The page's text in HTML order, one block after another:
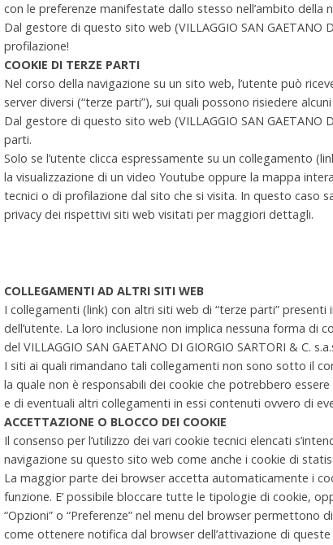
con le preferenze manifestate dallo stesso nell’ambito della
Dal gestore di questo sito web (VILLAGGIO SAN GAETANO
profilazione!
COOKIE DI TERZE PARTI
Nel corso della navigazione su un sito web, l’utente può
server diversi (“terze parti”), sui quali possono risiedere
Dal gestore di questo sito web (VILLAGGIO SAN GAETANO
parti.
Solo se l’utente clicca espressamente su un collegamento
la visualizzazione di un video Youtube oppure la mappa
tecnici o di profilazione dal sito che si visita. In questo caso
privacy dei rispettivi siti web visitati per maggiori dettagli.
COLLEGAMENTI AD ALTRI SITI WEB
I collegamenti (link) con altri siti web di “terze parti”
dell’utente. La loro inclusione non implica nessuna forma
del VILLAGGIO SAN GAETANO DI GIORGIO SARTORI & C.
I siti ai quali rimandano tali collegamenti non sono sotto il
la quale non è responsabili dei cookie che potrebbero
e di eventuali altri collegamenti in essi contenuti ovvero di
ACCETTAZIONE O BLOCCO DEI COOKIE
Il consenso per l’utilizzo dei vari cookie tecnici elencati
navigazione su questo sito web come anche i cookie di
La maggior parte dei browser accetta automaticamente i
funzione. E’ possibile bloccare tutte le tipologie di cookie,
“Opzioni” o “Preferenze” nel menu del browser
come ottenere notifica dal browser dell’attivazione di